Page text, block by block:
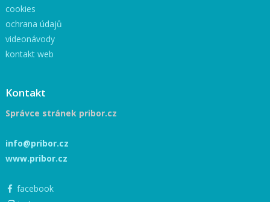
cookies
ochrana údajů
videonávody
kontakt web
Kontakt
Správce stránek pribor.cz
info@pribor.cz
www.pribor.cz
facebook